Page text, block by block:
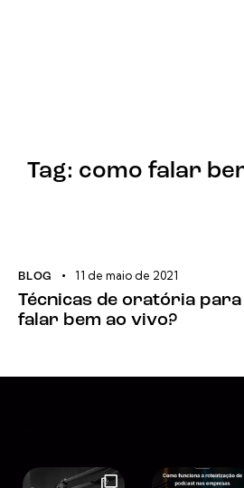
Tag: como falar
BLOG 11 de maio de 2021
Técnicas de oratória
falar bem ao vivo?